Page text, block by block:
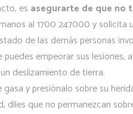
es asegurarte de que no
al 1700 247000 y solicita
de las demás personas
puedes empeorar sus
deslizamiento de tierra.
y presiónalo sobre su
que no permanezcan